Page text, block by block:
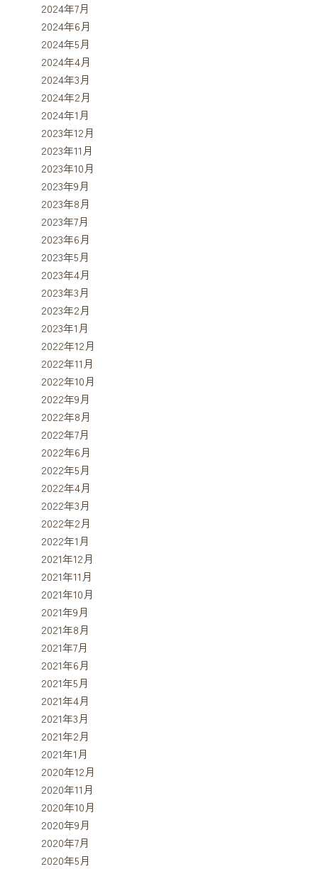
2024年7月
2024年6月
2024年5月
2024年4月
2024年3月
2024年2月
2024年1月
2023年12月
2023年11月
2023年10月
2023年9月
2023年8月
2023年7月
2023年6月
2023年5月
2023年4月
2023年3月
2023年2月
2023年1月
2022年12月
2022年11月
2022年10月
2022年9月
2022年8月
2022年7月
2022年6月
2022年5月
2022年4月
2022年3月
2022年2月
2022年1月
2021年12月
2021年11月
2021年10月
2021年9月
2021年8月
2021年7月
2021年6月
2021年5月
2021年4月
2021年3月
2021年2月
2021年1月
2020年12月
2020年11月
2020年10月
2020年9月
2020年7月
2020年5月